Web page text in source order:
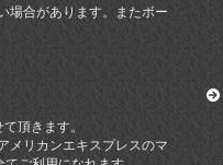
場合があります。またボー
頂きます。
メリカンエキスプレスのマ